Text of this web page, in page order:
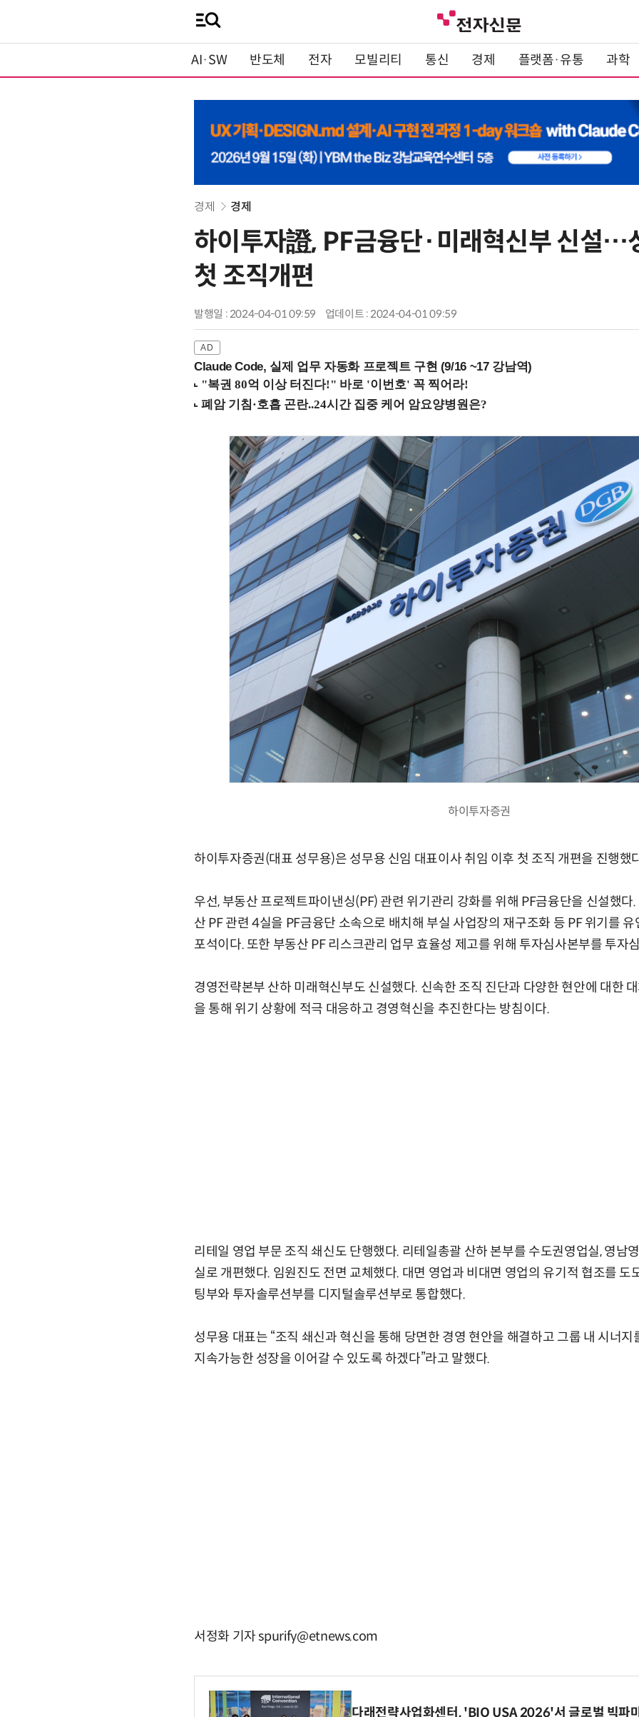
AI·SW 반도체 전자 모빌리티 통신 경제 플랫폼·유통 과학
경제 경제
하이투자證, PF금융단·미래혁신부 신설…
첫 조직개편
발행일 : 2024-04-01 09:59 업데이트 : 2024-04-01 09:59
Claude Code, 실제 업무 자동화 프로젝트 구현 (9/16 ~17 강남역)
하이투자증권
하이투자증권(대표 성무용)은 성무용 신임 대표이사 취임 이후 첫 조직 개편을 진행했
우선, 부동산 프로젝트파이낸싱(PF) 관련 위기관리 강화를 위해 PF금융단을 신설했다
산 PF 관련 4실을 PF금융단 소속으로 배치해 부실 사업장의 재구조화 등 PF 위기를
포석이다. 또한 부동산 PF 리스크관리 업무 효율성 제고를 위해 투자심사본부를 투자
경영전략본부 산하 미래혁신부도 신설했다. 신속한 조직 진단과 다양한 현안에 대한
을 통해 위기 상황에 적극 대응하고 경영혁신을 추진한다는 방침이다.
리테일 영업 부문 조직 쇄신도 단행했다. 리테일총괄 산하 본부를 수도권영업실, 영남
실로 개편했다. 임원진도 전면 교체했다. 대면 영업과 비대면 영업의 유기적 협조를 도
팅부와 투자솔루션부를 디지털솔루션부로 통합했다.
성무용 대표는 “조직 쇄신과 혁신을 통해 당면한 경영 현안을 해결하고 그룹 내 시너지
지속가능한 성장을 이어갈 수 있도록 하겠다”라고 말했다.
서정화 기자 spurify@etnews.com
다래전략사업화센터, 'BIO USA 2026'서 글로벌 빅파